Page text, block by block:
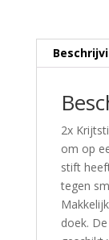
2x
om op
stift
tegen
doek.